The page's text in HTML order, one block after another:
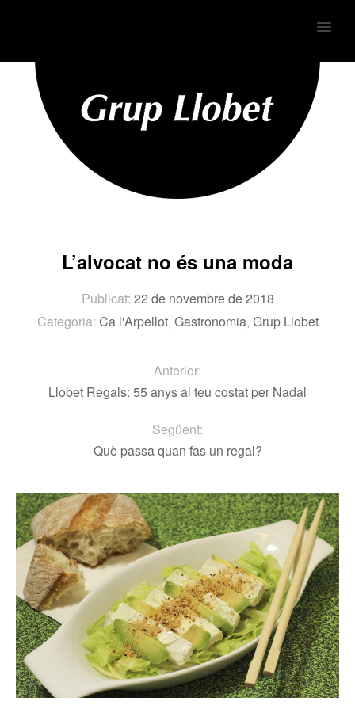
MENU
L’alvocat no és una moda
Publicat: 22 de novembre de 2018
Categoria: Ca l'Arpellot, Gastronomia, Grup Llobet
Anterior:
Llobet Regals: 55 anys al teu costat per Nadal
Següent:
Què passa quan fas un regal?